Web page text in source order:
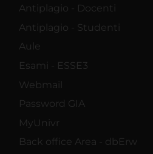
Antiplagio - Docenti
Antiplagio - Studenti
Aule
Esami - ESSE3
Webmail
Password GIA
MyUnivr
Back office Area - dbErw